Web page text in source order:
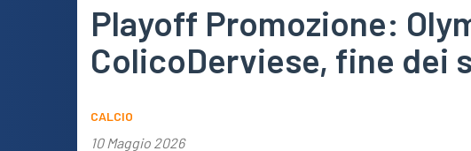
Playoff Promozione:
ColicoDerviese, fine dei
CALCIO
10 Maggio 2026